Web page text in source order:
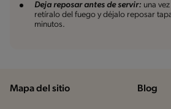
Deja reposar antes de servir: una
retíralo del fuego y déjalo reposar
minutos.
Mapa del sitio Blog